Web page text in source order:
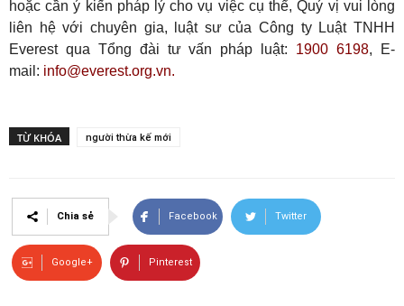
hoặc cần ý kiến pháp lý cho vụ việc cụ thể, Quý vị vui lòng
liên hệ với chuyên gia, luật sư của Công ty Luật TNHH
Everest qua Tổng đài tư vấn pháp luật: 1900 6198, E-
mail: info@everest.org.vn.
TỪ KHÓA người thừa kế mới
Chia sẻ Facebook Twitter
Google+ Pinterest